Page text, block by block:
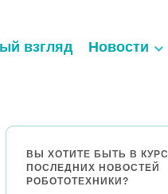
взгляд Новости
ВЫ ХОТИТЕ БЫТЬ В
ПОСЛЕДНИХ НОВОСТЕЙ
РОБОТОТЕХНИКИ?